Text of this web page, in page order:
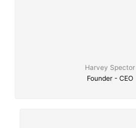
Harvey Spector
Founder - CEO